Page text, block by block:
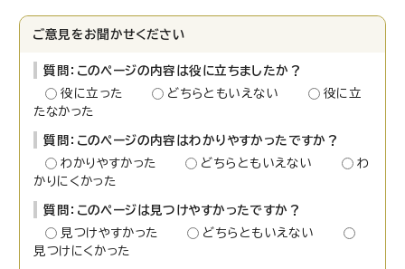
ご意見をお聞かせください
質問：このページの内容は役に立ちましたか？
役に立った
どちらともいえない
役に立
たなかった
質問：このページの内容はわかりやすかったですか？
わかりやすかった
どちらともいえない
わ
かりにくかった
質問：このページは見つけやすかったですか？
見つけやすかった
どちらともいえない
見つけにくかった